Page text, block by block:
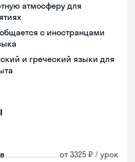
атмосферу для
с иностранцами
и греческий языки для
от 3325 ₽ / урок